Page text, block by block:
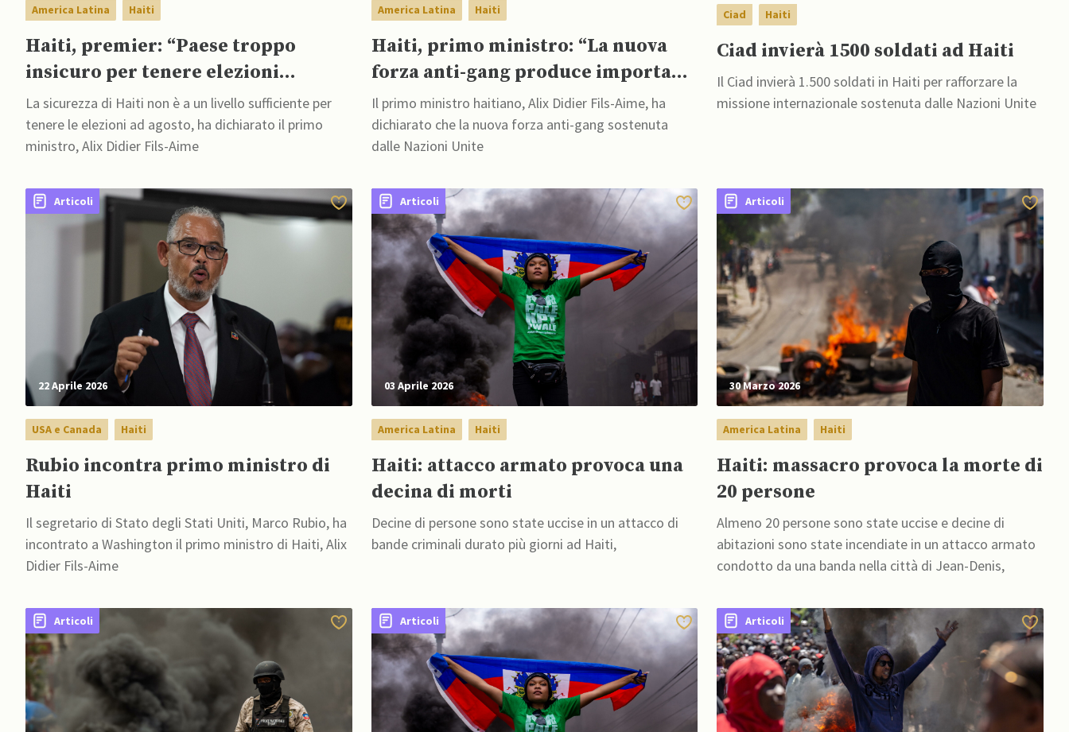
America Latina Haiti
Haiti, premier: “Paese troppo
insicuro per tenere elezioni
presidenziali ad agosto”
La sicurezza di Haiti non è a un livello sufficiente per
tenere le elezioni ad agosto, ha dichiarato il primo
ministro, Alix Didier Fils-Aime
America Latina Haiti
Haiti, primo ministro: “La nuova
forza anti-gang produce importanti
risultati”
Il primo ministro haitiano, Alix Didier Fils-Aime, ha
dichiarato che la nuova forza anti-gang sostenuta
dalle Nazioni Unite
Ciad Haiti
Ciad invierà 1500 soldati ad Haiti
Il Ciad invierà 1.500 soldati in Haiti per rafforzare la
missione internazionale sostenuta dalle Nazioni Unite
Articoli
22 Aprile 2026
USA e Canada Haiti
Rubio incontra primo ministro di
Haiti
Il segretario di Stato degli Stati Uniti, Marco Rubio, ha
incontrato a Washington il primo ministro di Haiti, Alix
Didier Fils-Aime
Articoli
03 Aprile 2026
America Latina Haiti
Haiti: attacco armato provoca una
decina di morti
Decine di persone sono state uccise in un attacco di
bande criminali durato più giorni ad Haiti,
Articoli
30 Marzo 2026
America Latina Haiti
Haiti: massacro provoca la morte di
20 persone
Almeno 20 persone sono state uccise e decine di
abitazioni sono state incendiate in un attacco armato
condotto da una banda nella città di Jean-Denis,
Articoli Articoli Articoli